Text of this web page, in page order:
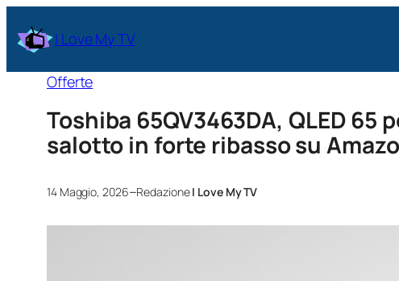
I Love My TV
Offerte
Toshiba 65QV3463DA, QLED
salotto in forte ribasso su
14 Maggio, 2026–RedazioneI Love My TV